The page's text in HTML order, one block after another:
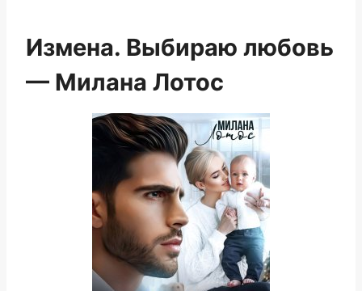
Измена. Выбираю любовь
— Милана Лотос